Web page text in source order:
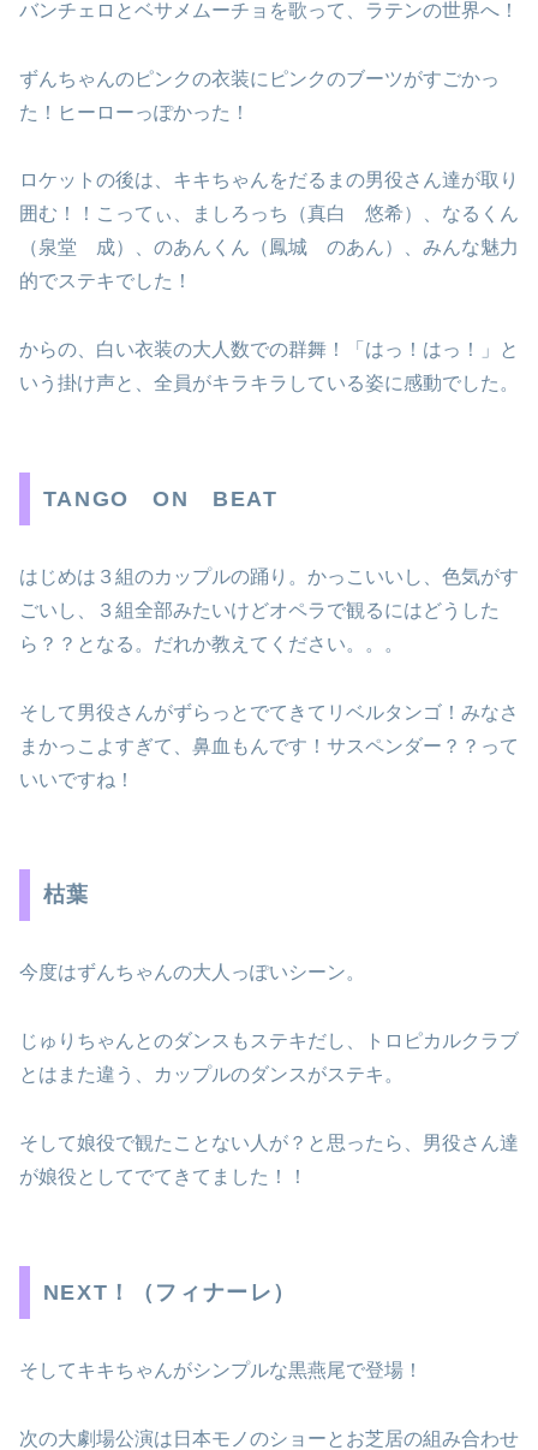
バンチェロとベサメムーチョを歌って、ラテンの世界へ！
ずんちゃんのピンクの衣装にピンクのブーツがすごかっ
た！ヒーローっぽかった！
ロケットの後は、キキちゃんをだるまの男役さん達が取り
囲む！！こってぃ、ましろっち（真白 悠希）、なるくん
（泉堂 成）、のあんくん（鳳城 のあん）、みんな魅力
的でステキでした！
からの、白い衣装の大人数での群舞！「はっ！はっ！」と
いう掛け声と、全員がキラキラしている姿に感動でした。
TANGO ON BEAT
はじめは３組のカップルの踊り。かっこいいし、色気がす
ごいし、３組全部みたいけどオペラで観るにはどうした
ら？？となる。だれか教えてください。。。
そして男役さんがずらっとでてきてリベルタンゴ！みなさ
まかっこよすぎて、鼻血もんです！サスペンダー？？って
いいですね！
枯葉
今度はずんちゃんの大人っぽいシーン。
じゅりちゃんとのダンスもステキだし、トロピカルクラブ
とはまた違う、カップルのダンスがステキ。
そして娘役で観たことない人が？と思ったら、男役さん達
が娘役としてでてきてました！！
NEXT！（フィナーレ）
そしてキキちゃんがシンプルな黒燕尾で登場！
次の大劇場公演は日本モノのショーとお芝居の組み合わせ